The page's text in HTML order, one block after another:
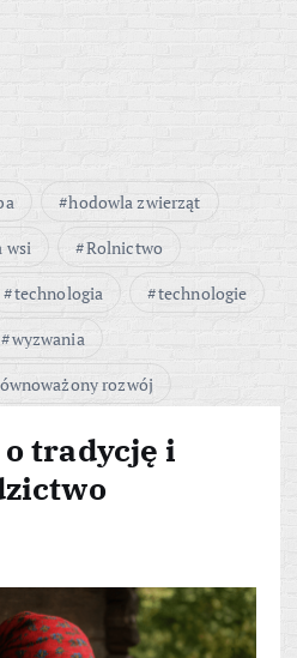
hodowla zwierząt
wsi
Rolnictwo
technologia
technologie
wyzwania
rozwój
tradycję i